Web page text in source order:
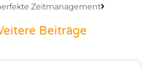
Zeitmanagement
Beiträge